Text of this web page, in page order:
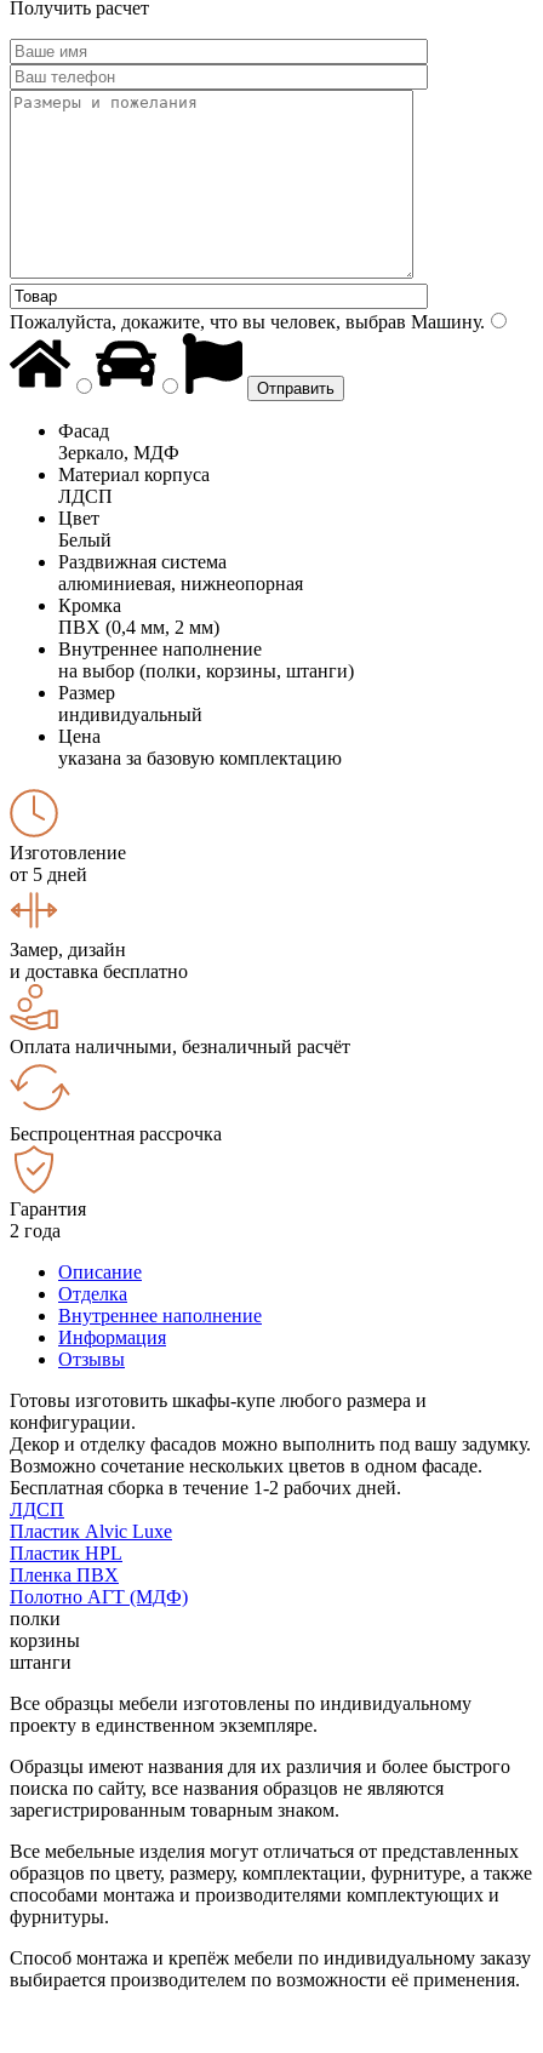
Получить расчет
Пожалуйста, докажите, что вы человек, выбрав Машину.
Фасад
Зеркало, МДФ
Материал корпуса
ЛДСП
Цвет
Белый
Раздвижная система
алюминиевая, нижнеопорная
Кромка
ПВХ (0,4 мм, 2 мм)
Внутреннее наполнение
на выбор (полки, корзины, штанги)
Размер
индивидуальный
Цена
указана за базовую комплектацию
Изготовление
от 5 дней
Замер, дизайн
и доставка бесплатно
Оплата наличными, безналичный расчёт
Беспроцентная рассрочка
Гарантия
2 года
Описание
Отделка
Внутреннее наполнение
Информация
Отзывы
Готовы изготовить шкафы-купе любого размера и
конфигурации.
Декор и отделку фасадов можно выполнить под вашу задумку.
Возможно сочетание нескольких цветов в одном фасаде.
Бесплатная сборка в течение 1-2 рабочих дней.
ЛДСП
Пластик Alvic Luxe
Пластик HPL
Пленка ПВХ
Полотно АГТ (МДФ)
полки
корзины
штанги
Все образцы мебели изготовлены по индивидуальному
проекту в единственном экземпляре.
Образцы имеют названия для их различия и более быстрого
поиска по сайту, все названия образцов не являются
зарегистрированным товарным знаком.
Все мебельные изделия могут отличаться от представленных
образцов по цвету, размеру, комплектации, фурнитуре, а также
способами монтажа и производителями комплектующих и
фурнитуры.
Способ монтажа и крепёж мебели по индивидуальному заказу
выбирается производителем по возможности её применения.